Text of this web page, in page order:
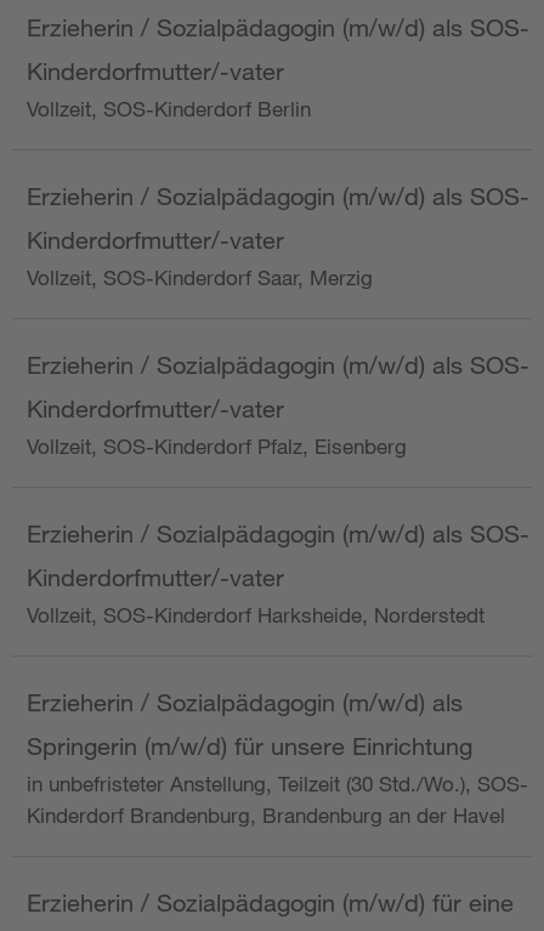
Erzieherin / Sozialpädagogin (m/w/d) als SOS-
Kinderdorfmutter/-vater
Vollzeit, SOS-Kinderdorf Berlin
Erzieherin / Sozialpädagogin (m/w/d) als SOS-
Kinderdorfmutter/-vater
Vollzeit, SOS-Kinderdorf Saar, Merzig
Erzieherin / Sozialpädagogin (m/w/d) als SOS-
Kinderdorfmutter/-vater
Vollzeit, SOS-Kinderdorf Pfalz, Eisenberg
Erzieherin / Sozialpädagogin (m/w/d) als SOS-
Kinderdorfmutter/-vater
Vollzeit, SOS-Kinderdorf Harksheide, Norderstedt
Erzieherin / Sozialpädagogin (m/w/d) als
Springerin (m/w/d) für unsere Einrichtung
in unbefristeter Anstellung, Teilzeit (30 Std./Wo.), SOS-
Kinderdorf Brandenburg, Brandenburg an der Havel
Erzieherin / Sozialpädagogin (m/w/d) für eine